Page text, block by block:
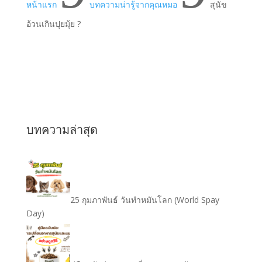
หน้าแรก บทความน่ารู้จากคุณหมอ
สุนัข
อ้วนเกินปุยมุ้ย ?
บทความล่าสุด
25 กุมภาพันธ์ วันทำหมันโลก (World Spay
Day)